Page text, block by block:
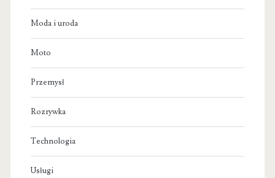
Moda i uroda
Moto
Przemysł
Rozrywka
Technologia
Usługi